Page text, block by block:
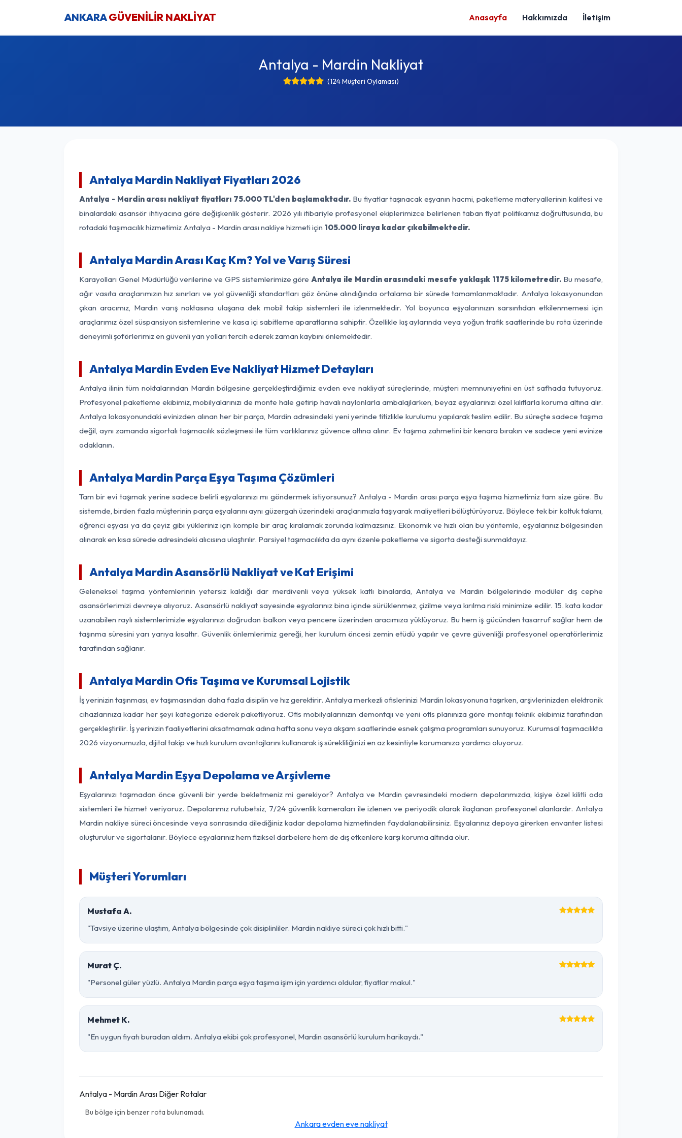
ANKARAGÜVENİLİR NAKLİYAT Anasayfa Hakkımızda İletişim
Antalya - Mardin Nakliyat
(124 Müşteri Oylaması)
Antalya Mardin Nakliyat Fiyatları 2026
Antalya - Mardin arası nakliyat fiyatları 75.000 TL'den başlamaktadır. Bu fiyatlar taşınacak eşyanın hacmi, paketleme materyallerinin kalitesi ve
binalardaki asansör ihtiyacına göre değişkenlik gösterir. 2026 yılı itibariyle profesyonel ekiplerimizce belirlenen taban fiyat politikamız doğrultusunda, bu
rotadaki taşımacılık hizmetimiz Antalya - Mardin arası nakliye hizmeti için 105.000 liraya kadar çıkabilmektedir.
Antalya Mardin Arası Kaç Km? Yol ve Varış Süresi
Karayolları Genel Müdürlüğü verilerine ve GPS sistemlerimize göreAntalya ile Mardin arasındaki mesafe yaklaşık 1175 kilometredir. Bu mesafe,
ağır vasıta araçlarımızın hız sınırları ve yol güvenliği standartları göz önüne alındığında ortalama bir sürede tamamlanmaktadır. Antalya lokasyonundan
çıkan aracımız, Mardin varış noktasına ulaşana dek mobil takip sistemleri ile izlenmektedir. Yol boyunca eşyalarınızın sarsıntıdan etkilenmemesi için
araçlarımız özel süspansiyon sistemlerine ve kasa içi sabitleme aparatlarına sahiptir. Özellikle kış aylarında veya yoğun trafik saatlerinde bu rota üzerinde
deneyimli şoförlerimiz en güvenli yan yolları tercih ederek zaman kaybını önlemektedir.
Antalya Mardin Evden Eve Nakliyat Hizmet Detayları
Antalya ilinin tüm noktalarından Mardin bölgesine gerçekleştirdiğimiz evden eve nakliyat süreçlerinde, müşteri memnuniyetini en üst safhada tutuyoruz.
Profesyonel paketleme ekibimiz, mobilyalarınızı de monte hale getirip havalı naylonlarla ambalajlarken, beyaz eşyalarınızı özel kılıflarla koruma altına alır.
Antalya lokasyonundaki evinizden alınan her bir parça, Mardin adresindeki yeni yerinde titizlikle kurulumu yapılarak teslim edilir. Bu süreçte sadece taşıma
değil, aynı zamanda sigortalı taşımacılık sözleşmesi ile tüm varlıklarınız güvence altına alınır. Ev taşıma zahmetini bir kenara bırakın ve sadece yeni evinize
odaklanın.
Antalya Mardin Parça Eşya Taşıma Çözümleri
Tam bir evi taşımak yerine sadece belirli eşyalarınızı mı göndermek istiyorsunuz? Antalya - Mardin arası parça eşya taşıma hizmetimiz tam size göre. Bu
sistemde, birden fazla müşterinin parça eşyalarını aynı güzergah üzerindeki araçlarımızla taşıyarak maliyetleri bölüştürüyoruz. Böylece tek bir koltuk takımı,
öğrenci eşyası ya da çeyiz gibi yükleriniz için komple bir araç kiralamak zorunda kalmazsınız. Ekonomik ve hızlı olan bu yöntemle, eşyalarınız bölgesinden
alınarak en kısa sürede adresindeki alıcısına ulaştırılır. Parsiyel taşımacılıkta da aynı özenle paketleme ve sigorta desteği sunmaktayız.
Antalya Mardin Asansörlü Nakliyat ve Kat Erişimi
Geleneksel taşıma yöntemlerinin yetersiz kaldığı dar merdivenli veya yüksek katlı binalarda, Antalya ve Mardin bölgelerinde modüler dış cephe
asansörlerimizi devreye alıyoruz. Asansörlü nakliyat sayesinde eşyalarınız bina içinde sürüklenmez, çizilme veya kırılma riski minimize edilir. 15. kata kadar
uzanabilen raylı sistemlerimizle eşyalarınızı doğrudan balkon veya pencere üzerinden aracımıza yüklüyoruz. Bu hem iş gücünden tasarruf sağlar hem de
taşınma süresini yarı yarıya kısaltır. Güvenlik önlemlerimiz gereği, her kurulum öncesi zemin etüdü yapılır ve çevre güvenliği profesyonel operatörlerimiz
tarafından sağlanır.
Antalya Mardin Ofis Taşıma ve Kurumsal Lojistik
İş yerinizin taşınması, ev taşımasından daha fazla disiplin ve hız gerektirir. Antalya merkezli ofislerinizi Mardin lokasyonuna taşırken, arşivlerinizden elektronik
cihazlarınıza kadar her şeyi kategorize ederek paketliyoruz. Ofis mobilyalarınızın demontajı ve yeni ofis planınıza göre montajı teknik ekibimiz tarafından
gerçekleştirilir. İş yerinizin faaliyetlerini aksatmamak adına hafta sonu veya akşam saatlerinde esnek çalışma programları sunuyoruz. Kurumsal taşımacılıkta
2026 vizyonumuzla, dijital takip ve hızlı kurulum avantajlarını kullanarak iş sürekliliğinizi en az kesintiyle korumanıza yardımcı oluyoruz.
Antalya Mardin Eşya Depolama ve Arşivleme
Eşyalarınızı taşımadan önce güvenli bir yerde bekletmeniz mi gerekiyor? Antalya ve Mardin çevresindeki modern depolarımızda, kişiye özel kilitli oda
sistemleri ile hizmet veriyoruz. Depolarımız rutubetsiz, 7/24 güvenlik kameraları ile izlenen ve periyodik olarak ilaçlanan profesyonel alanlardır. Antalya
Mardin nakliye süreci öncesinde veya sonrasında dilediğiniz kadar depolama hizmetinden faydalanabilirsiniz. Eşyalarınız depoya girerken envanter listesi
oluşturulur ve sigortalanır. Böylece eşyalarınız hem fiziksel darbelere hem de dış etkenlere karşı koruma altında olur.
Müşteri Yorumları
Mustafa A.
"Tavsiye üzerine ulaştım, Antalya bölgesinde çok disiplinliler. Mardin nakliye süreci çok hızlı bitti."
Murat Ç.
"Personel güler yüzlü. Antalya Mardin parça eşya taşıma işim için yardımcı oldular, fiyatlar makul."
Mehmet K.
"En uygun fiyatı buradan aldım. Antalya ekibi çok profesyonel, Mardin asansörlü kurulum harikaydı."
Antalya - Mardin Arası Diğer Rotalar
Bu bölge için benzer rota bulunamadı.
Ankara evden eve nakliyat